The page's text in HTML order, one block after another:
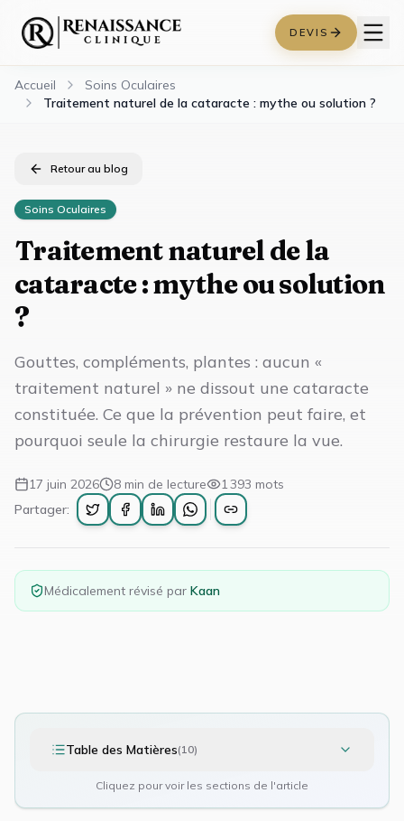
DEVIS
Accueil
Soins Oculaires
Traitement naturel de la cataracte : mythe ou solution ?
Retour au blog
Soins Oculaires
Traitement naturel de la
cataracte : mythe ou solution
?
Gouttes, compléments, plantes : aucun «
traitement naturel » ne dissout une cataracte
constituée. Ce que la prévention peut faire, et
pourquoi seule la chirurgie restaure la vue.
17 juin 2026 8 min de lecture 1 393 mots
Partager:
Médicalement révisé par Kaan
Table des Matières(10)
Cliquez pour voir les sections de l'article